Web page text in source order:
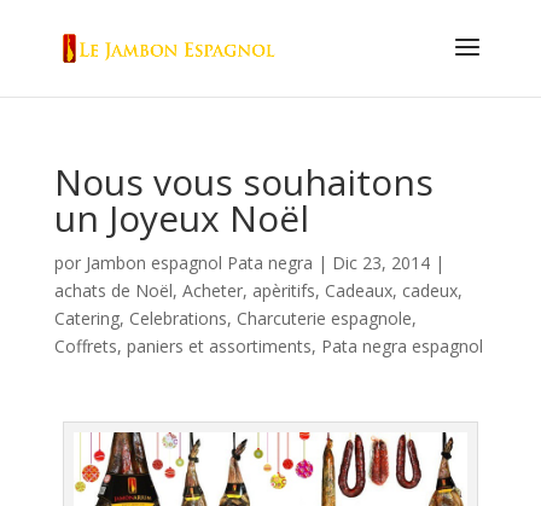
Nous vous souhaitons
un Joyeux Noël
por Jambon espagnol Pata negra | Dic 23, 2014|
achats de Noël, Acheter, apèritifs, Cadeaux, cadeux,
Catering, Celebrations, Charcuterie espagnole,
Coffrets, paniers et assortiments, Pata negra espagnol